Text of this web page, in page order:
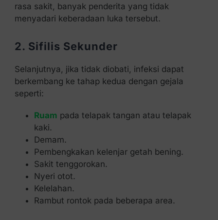
rasa sakit, banyak penderita yang tidak
menyadari keberadaan luka tersebut.
2. Sifilis Sekunder
Selanjutnya, jika tidak diobati, infeksi dapat
berkembang ke tahap kedua dengan gejala
seperti:
Ruam pada telapak tangan atau telapak
kaki.
Demam.
Pembengkakan kelenjar getah bening.
Sakit tenggorokan.
Nyeri otot.
Kelelahan.
Rambut rontok pada beberapa area.